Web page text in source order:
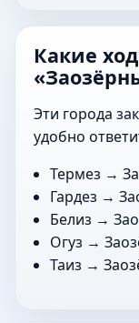
Какие
Эти города
удобно
Термез →
Гардез →
Белиз →
Огуз →
Таиз →